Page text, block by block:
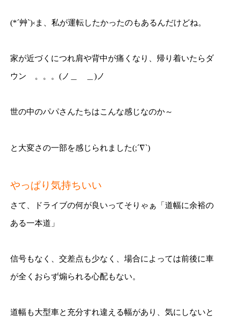
(*´艸`)‹ま、私が運転したかったのもあるんだけどね。
家が近づくにつれ肩や背中が痛くなり、帰り着いたらダ
ウン 。。。(ノ＿ ＿)ノ
世の中のパパさんたちはこんな感じなのか～
と大変さの一部を感じられました(;´∇`)
やっぱり気持ちいい
さて、ドライブの何が良いってそりゃぁ「道幅に余裕の
ある一本道」
信号もなく、交差点も少なく、場合によっては前後に車
が全くおらず煽られる心配もない。
道幅も大型車と充分すれ違える幅があり、気にしないと